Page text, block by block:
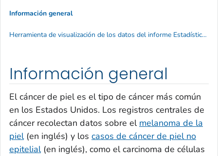
Información general
El cáncer de piel es el tipo de cáncer más común
en los Estados Unidos. Los registros centrales de
cáncer recolectan datos sobre el melanoma de la
piel(en inglés) y los casos de cáncer de piel no
epitelial(en inglés), como el carcinoma de células
Información general
Herramienta de visualización de los datos del informe Estadísticas del Cáncer en los Estados Unidos